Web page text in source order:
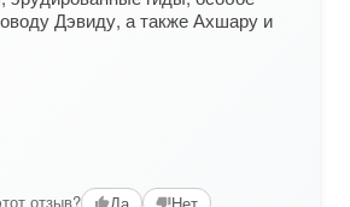
Дэвиду, а также Ахшару и
отзыв? Да Нет